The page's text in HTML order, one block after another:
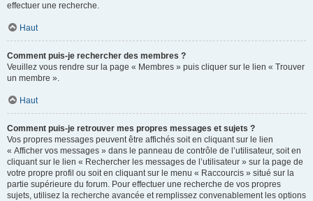
effectuer une recherche.
Haut
Comment puis-je rechercher des membres ?
Veuillez vous rendre sur la page « Membres » puis cliquer sur le lien « Trouver
un membre ».
Haut
Comment puis-je retrouver mes propres messages et sujets ?
Vos propres messages peuvent être affichés soit en cliquant sur le lien
« Afficher vos messages » dans le panneau de contrôle de l’utilisateur, soit en
cliquant sur le lien « Rechercher les messages de l’utilisateur » sur la page de
votre propre profil ou soit en cliquant sur le menu « Raccourcis » situé sur la
partie supérieure du forum. Pour effectuer une recherche de vos propres
sujets, utilisez la recherche avancée et remplissez convenablement les options